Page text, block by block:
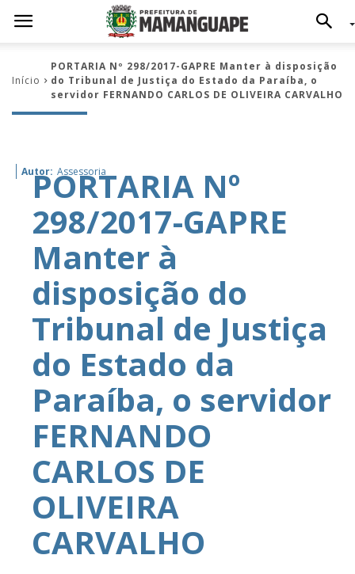
Início
PORTARIA Nº 298/2017-GAPRE Manter à disposição
do Tribunal de Justiça do Estado da Paraíba, o
servidor FERNANDO CARLOS DE OLIVEIRA CARVALHO
Autor: Assessoria
PORTARIA Nº
298/2017-GAPRE
Manter à
disposição do
Tribunal de Justiça
do Estado da
Paraíba, o servidor
FERNANDO
CARLOS DE
OLIVEIRA
CARVALHO